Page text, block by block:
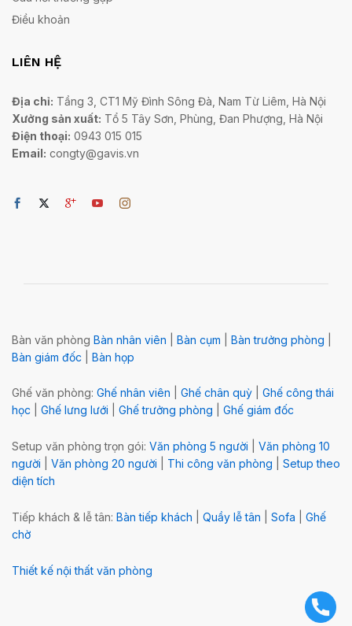
Điều khoản
LIÊN HỆ
Địa chỉ: Tầng 3, CT1 Mỹ Đình Sông Đà, Nam Từ Liêm, Hà Nội
Xưởng sản xuất: Tổ 5 Tây Sơn, Phùng, Đan Phượng, Hà Nội
Điện thoại: 0943 015 015
Email: congty@gavis.vn
Bàn văn phòng Bàn nhân viên Bàn cụm Bàn trưởng phòng
Bàn giám đốc
Bàn họp
Ghế văn phòng: Ghế nhân viên Ghế chân quỳ
Ghế công thái
học
Ghế lưng lưới Ghế trưởng phòng Ghế giám đốc
Setup văn phòng trọn gói: Văn phòng 5 người
Văn phòng 10
người
Văn phòng 20 người Thi công văn phòng
Setup theo
diện tích
Tiếp khách & lễ tân: Bàn tiếp khách Quầy lễ tân Sofa
Ghế
chờ
Thiết kế nội thất văn phòng